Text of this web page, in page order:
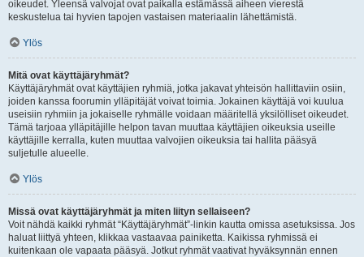
oikeudet. Yleensä valvojat ovat paikalla estämässä aiheen vierestä
keskustelua tai hyvien tapojen vastaisen materiaalin lähettämistä.
Ylös
Mitä ovat käyttäjäryhmät?
Käyttäjäryhmät ovat käyttäjien ryhmiä, jotka jakavat yhteisön hallittaviin osiin,
joiden kanssa foorumin ylläpitäjät voivat toimia. Jokainen käyttäjä voi kuulua
useisiin ryhmiin ja jokaiselle ryhmälle voidaan määritellä yksilölliset oikeudet.
Tämä tarjoaa ylläpitäjille helpon tavan muuttaa käyttäjien oikeuksia useille
käyttäjille kerralla, kuten muuttaa valvojien oikeuksia tai hallita pääsyä
suljetulle alueelle.
Ylös
Missä ovat käyttäjäryhmät ja miten liityn sellaiseen?
Voit nähdä kaikki ryhmät “Käyttäjäryhmät”-linkin kautta omissa asetuksissa. Jos
haluat liittyä yhteen, klikkaa vastaavaa painiketta. Kaikissa ryhmissä ei
kuitenkaan ole vapaata pääsyä. Jotkut ryhmät vaativat hyväksynnän ennen